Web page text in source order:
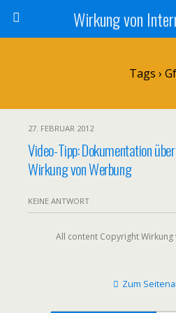
Wirkung von
Tags ›
27. FEBRUAR 2012
Video-Tipp: Dokumentation
Wirkung von Werbung
KEINE ANTWORT
All content Copyright
Zum